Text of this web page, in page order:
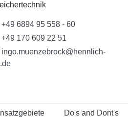
+49 6894 95 558 - 60
+49 170 609 22 51
ingo.muenzebrock@hennlich-
Do's and Dont's